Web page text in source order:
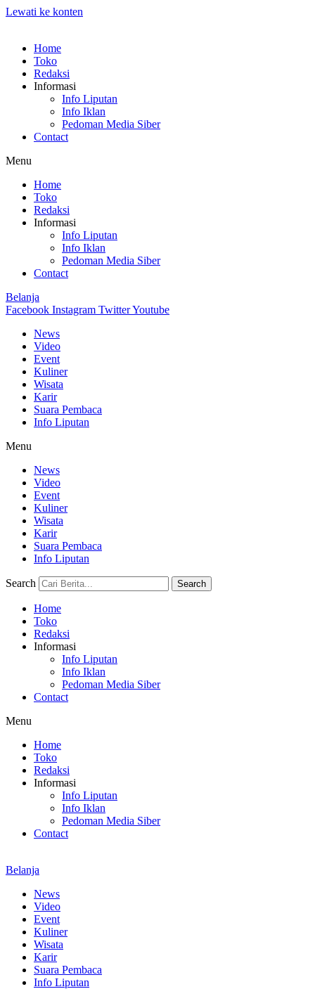
Lewati ke konten
Home
Toko
Redaksi
Informasi
Info Liputan
Info Iklan
Pedoman Media Siber
Contact
Menu
Home
Toko
Redaksi
Informasi
Info Liputan
Info Iklan
Pedoman Media Siber
Contact
Belanja
Facebook Instagram TwitterYoutube
News
Video
Event
Kuliner
Wisata
Karir
Suara Pembaca
Info Liputan
Menu
News
Video
Event
Kuliner
Wisata
Karir
Suara Pembaca
Info Liputan
Search Search
Home
Toko
Redaksi
Informasi
Info Liputan
Info Iklan
Pedoman Media Siber
Contact
Menu
Home
Toko
Redaksi
Informasi
Info Liputan
Info Iklan
Pedoman Media Siber
Contact
Belanja
News
Video
Event
Kuliner
Wisata
Karir
Suara Pembaca
Info Liputan